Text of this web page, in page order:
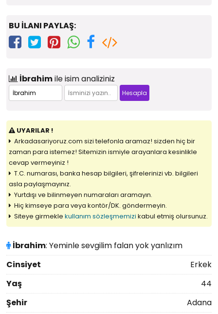
BU İLANI PAYLAŞ:
İbrahimile isim analiziniz
UYARILAR !
Arkadasariyoruz.com sizi telefonla aramaz! sizden hiç bir
zaman para istemez! Sitemizin ismiyle arayanlara kesinlikle
cevap vermeyiniz !
T.C. numarası, banka hesap bilgileri, şifrelerinizi vb. bilgileri
asla paylaşmayınız.
Yurtdışı ve bilinmeyen numaraları aramayın.
Hiç kimseye para veya kontör/DK. göndermeyin.
Siteye girmekle kullanım sözleşmemizi kabul etmiş olursunuz.
İbrahim: Yeminle sevgilim falan yok yanlızım
Cinsiyet
Erkek
Yaş
44
Şehir
Adana